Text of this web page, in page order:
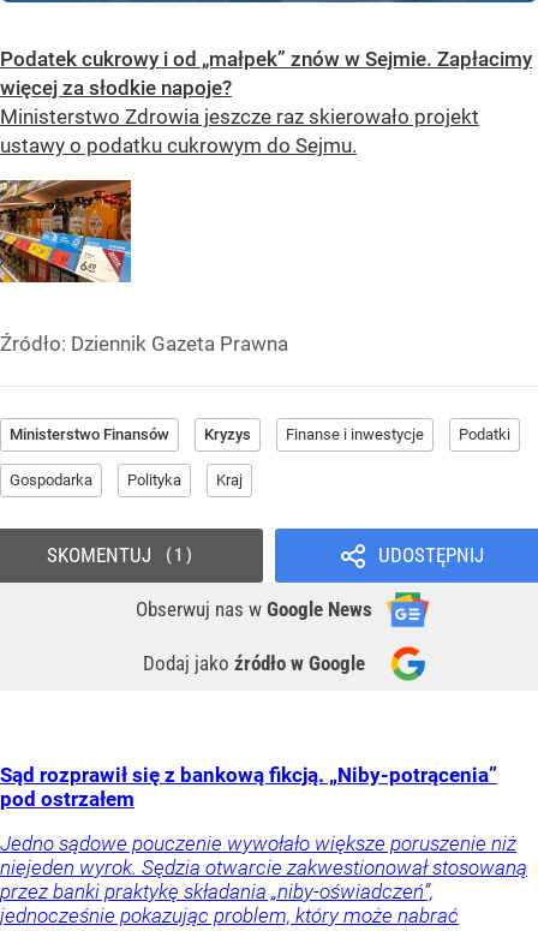
Podatek cukrowy i od „małpek” znów w Sejmie. Zapłacimy
więcej za słodkie napoje?
Ministerstwo Zdrowia jeszcze raz skierowało projekt
ustawy o podatku cukrowym do Sejmu.
Źródło: Dziennik Gazeta Prawna
Ministerstwo Finansów Kryzys Finanse i inwestycje Podatki
Gospodarka Polityka Kraj
UDOSTĘPNIJ
Obserwuj nas w Google News
Dodaj jako źródło w Google
SKOMENTUJ 1
Sąd rozprawił się z bankową fikcją. „Niby-potrącenia”
pod ostrzałem
Jedno sądowe pouczenie wywołało większe poruszenie niż
niejeden wyrok. Sędzia otwarcie zakwestionował stosowaną
przez banki praktykę składania „niby-oświadczeń”,
jednocześnie pokazując problem, który może nabrać